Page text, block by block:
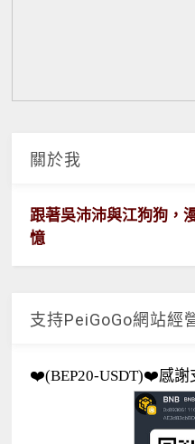
關於我
跟著吳沛沛與江狗狗，
憶
支持PeiGoGo網站經
❤️(BEP20-USDT)❤️感謝